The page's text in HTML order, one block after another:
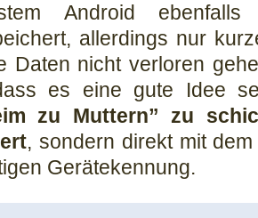
Android
allerdings nur
Daten nicht verloren
es eine gute Idee
zu Muttern” zu
, sondern direkt mit
Gerätekennung.